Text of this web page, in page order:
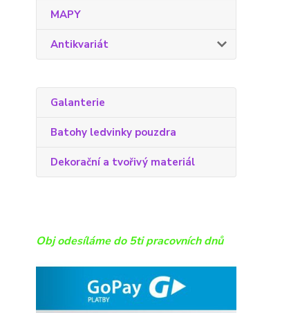
MAPY
Antikvariát
Galanterie
Batohy ledvinky pouzdra
Dekorační a tvořivý materiál
Obj odesíláme do 5ti pracovních dnů